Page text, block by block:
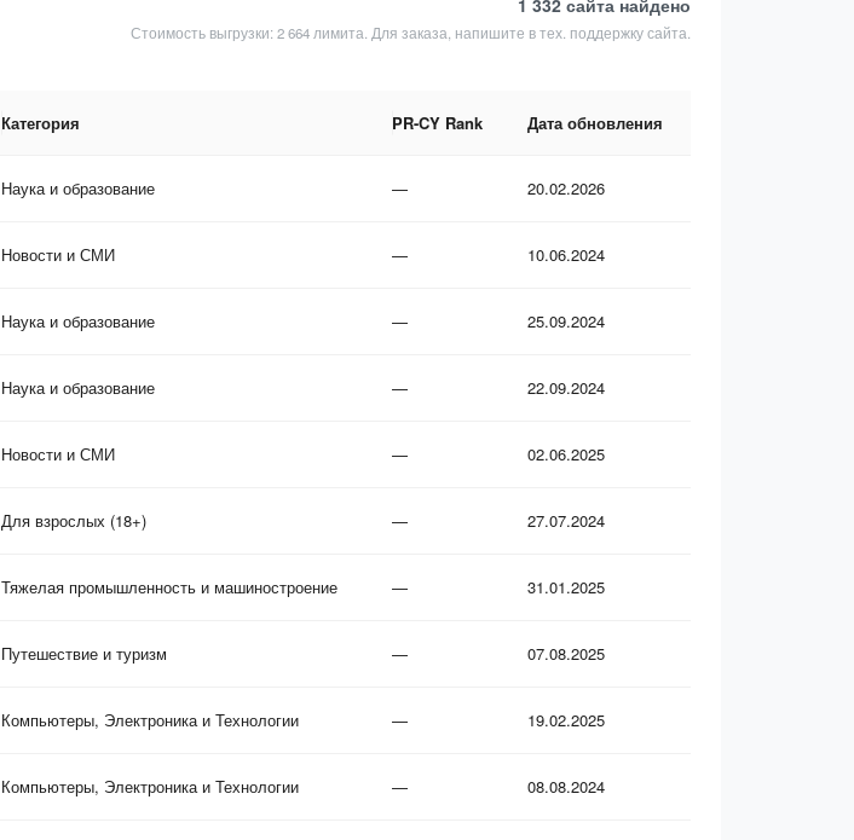
1 332 сайта найдено
Стоимость выгрузки: 2 664 лимита. Для заказа, напишите в тех. поддержку сайта.
Категория PR-CY Rank Дата обновления
Наука и образование — 20.02.2026
Новости и СМИ — 10.06.2024
Наука и образование — 25.09.2024
Наука и образование — 22.09.2024
Новости и СМИ — 02.06.2025
Для взрослых (18+) — 27.07.2024
Тяжелая промышленность и машиностроение — 31.01.2025
Путешествие и туризм — 07.08.2025
Компьютеры, Электроника и Технологии — 19.02.2025
Компьютеры, Электроника и Технологии — 08.08.2024